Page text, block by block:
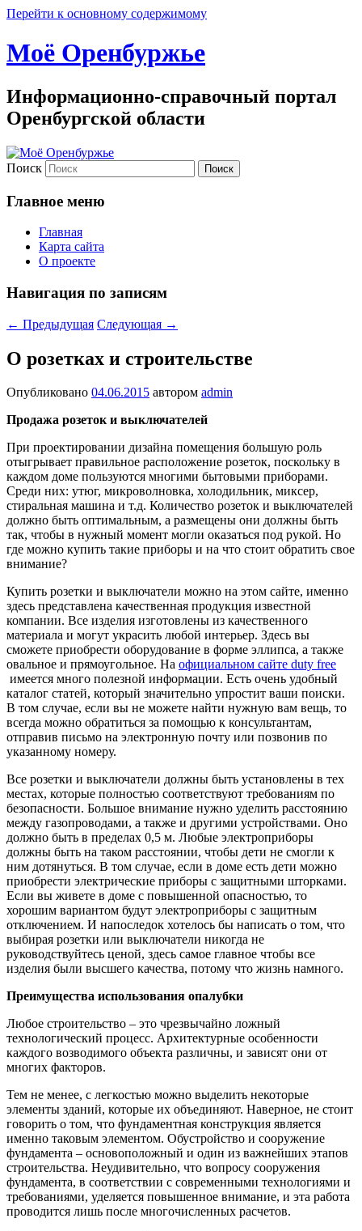
Перейти к основному содержимому
Моё Оренбуржье
Информационно-справочный портал
Оренбургской области
Поиск
Главное меню
Главная
Карта сайта
О проекте
Навигация по записям
← Предыдущая Следующая →
О розетках и строительстве
Опубликовано 04.06.2015 автором admin
Продажа розеток и выключателей
При проектировании дизайна помещения большую роль
отыгрывает правильное расположение розеток, поскольку в
каждом доме пользуются многими бытовыми приборами.
Среди них: утюг, микроволновка, холодильник, миксер,
стиральная машина и т.д. Количество розеток и выключателей
должно быть оптимальным, а размещены они должны быть
так, чтобы в нужный момент могли оказаться под рукой. Но
где можно купить такие приборы и на что стоит обратить свое
внимание?
Купить розетки и выключатели можно на этом сайте, именно
здесь представлена качественная продукция известной
компании. Все изделия изготовлены из качественного
материала и могут украсить любой интерьер. Здесь вы
сможете приобрести оборудование в форме эллипса, а также
овальное и прямоугольное. На официальном сайте duty free
имеется много полезной информации. Есть очень удобный
каталог статей, который значительно упростит ваши поиски.
В том случае, если вы не можете найти нужную вам вещь, то
всегда можно обратиться за помощью к консультантам,
отправив письмо на электронную почту или позвонив по
указанному номеру.
Все розетки и выключатели должны быть установлены в тех
местах, которые полностью соответствуют требованиям по
безопасности. Большое внимание нужно уделить расстоянию
между газопроводами, а также и другими устройствами. Оно
должно быть в пределах 0,5 м. Любые электроприборы
должны быть на таком расстоянии, чтобы дети не смогли к
ним дотянуться. В том случае, если в доме есть дети можно
приобрести электрические приборы с защитными шторками.
Если вы живете в доме с повышенной опасностью, то
хорошим вариантом будут электроприборы с защитным
отключением. И напоследок хотелось бы написать о том, что
выбирая розетки или выключатели никогда не
руководствуйтесь ценой, здесь самое главное чтобы все
изделия были высшего качества, потому что жизнь намного.
Преимущества использования опалубки
Любое строительство – это чрезвычайно ложный
технологический процесс. Архитектурные особенности
каждого возводимого объекта различны, и зависят они от
многих факторов.
Тем не менее, с легкостью можно выделить некоторые
элементы зданий, которые их объединяют. Наверное, не стоит
говорить о том, что фундаментная конструкция является
именно таковым элементом. Обустройство и сооружение
фундамента – основоположный и один из важнейших этапов
строительства. Неудивительно, что вопросу сооружения
фундамента, в соответствии с современными технологиями и
требованиями, уделяется повышенное внимание, и эта работа
проводится лишь после многочисленных расчетов.